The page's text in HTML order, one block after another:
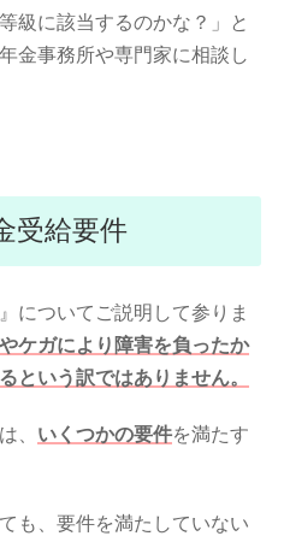
級に該当するのかな？」と
金事務所や専門家に相談し
受給要件
についてご説明して参りま
ケガにより障害を負ったか
という訳ではありません。
、 いくつかの要件を満たす
も、要件を満たしていない